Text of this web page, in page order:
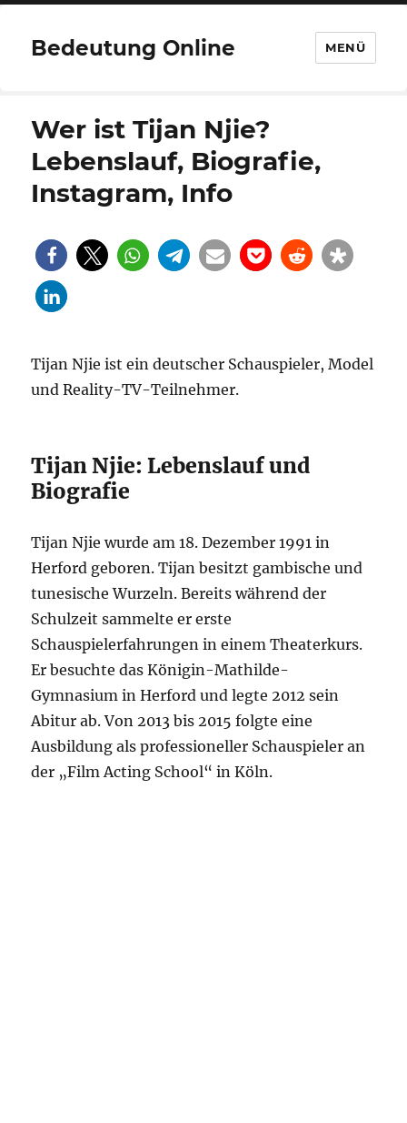
Bedeutung Online MENÜ
Wer ist Tijan Njie?
Lebenslauf, Biografie,
Instagram, Info
Tijan Njie ist ein deutscher Schauspieler, Model
und Reality-TV-Teilnehmer.
Tijan Njie: Lebenslauf und
Biografie
Tijan Njie wurde am 18. Dezember 1991 in
Herford geboren. Tijan besitzt gambische und
tunesische Wurzeln. Bereits während der
Schulzeit sammelte er erste
Schauspielerfahrungen in einem Theaterkurs.
Er besuchte das Königin-Mathilde-
Gymnasium in Herford und legte 2012 sein
Abitur ab. Von 2013 bis 2015 folgte eine
Ausbildung als professioneller Schauspieler an
der „Film Acting School“ in Köln.